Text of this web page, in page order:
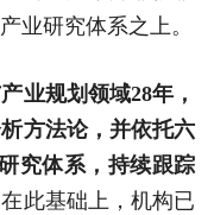
业研究体系之上。
业规划领域28年，
方法论，并依托六
究体系，持续跟踪
在此基础上，机构已